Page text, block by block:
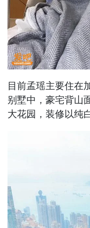
目前孟瑶主要住在
别墅中，豪宅背山
大花园，装修以纯